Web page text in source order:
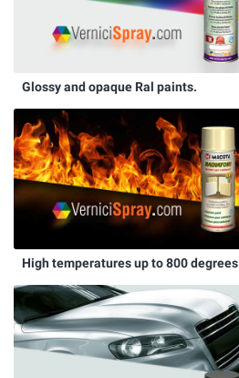
Glossy and opaque Ral paints.
High temperatures up to 800 degrees